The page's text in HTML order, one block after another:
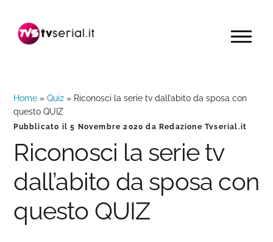
navigazione
contenuto
barra
MENU
Home »Quiz » Riconosci la serie tv dall’abito da sposa con
questo QUIZ
Pubblicato il5 Novembre 2020 da Redazione Tvserial.it
Riconosci la serie tv
dall’abito da sposa con
questo QUIZ